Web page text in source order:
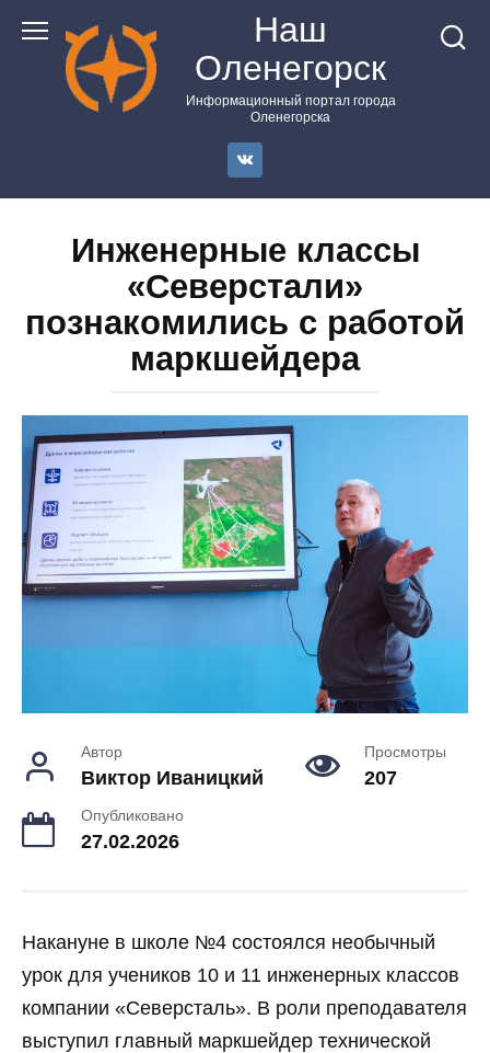
контенту
Наш
Оленегорск
Информационный портал города
Оленегорска
Инженерные классы
«Северстали»
познакомились с работой
маркшейдера
Автор
Виктор Иваницкий
Просмотры
207
Опубликовано
27.02.2026
Накануне в школе №4 состоялся необычный
урок для учеников 10 и 11 инженерных классов
компании «Северсталь». В роли преподавателя
выступил главный маркшейдер технической